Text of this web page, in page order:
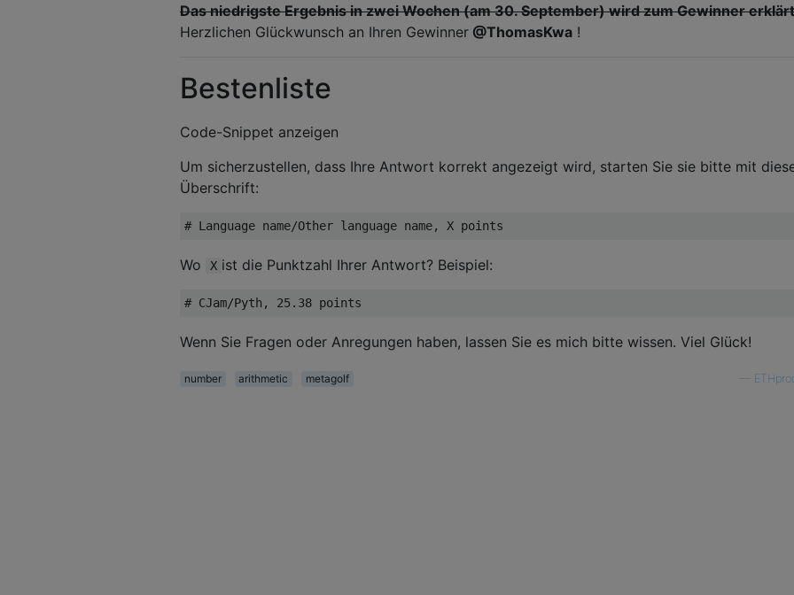
Das niedrigste Ergebnis in zwei Wochen (am 30. September) wird zum Gewinner
Herzlichen Glückwunsch an Ihren Gewinner @ThomasKwa !
Bestenliste
Code-Snippet anzeigen
Um sicherzustellen, dass Ihre Antwort korrekt angezeigt wird, starten Sie sie bitte mit
Überschrift:
Wo X ist die Punktzahl Ihrer Antwort? Beispiel:
Wenn Sie Fragen oder Anregungen haben, lassen Sie es mich bitte wissen. Viel Glück!
number arithmetic metagolf